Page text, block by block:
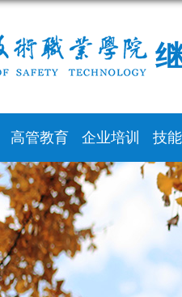
高管教育 企业培训 技